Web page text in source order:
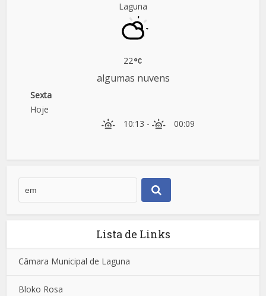
Laguna
22
algumas nuvens
Sexta
Hoje
10:13 - 00:09
Lista de Links
Câmara Municipal de Laguna
Bloko Rosa